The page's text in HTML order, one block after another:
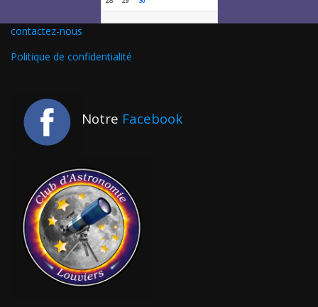
contactez-nous
Politique de confidentialité
Notre Facebook